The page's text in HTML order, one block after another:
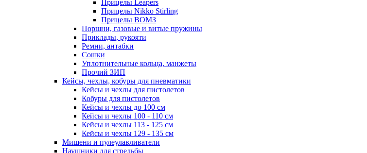
Прицелы Leapers
Прицелы Nikko Stirling
Прицелы ВОМЗ
Поршни, газовые и витые пружины
Приклады, рукояти
Ремни, антабки
Сошки
Уплотнительные кольца, манжеты
Прочий ЗИП
Кейсы, чехлы, кобуры для пневматики
Кейсы и чехлы для пистолетов
Кобуры для пистолетов
Кейсы и чехлы до 100 см
Кейсы и чехлы 100 - 110 см
Кейсы и чехлы 113 - 125 см
Кейсы и чехлы 129 - 135 см
Мишени и пулеулавливатели
Наушники для стрельбы